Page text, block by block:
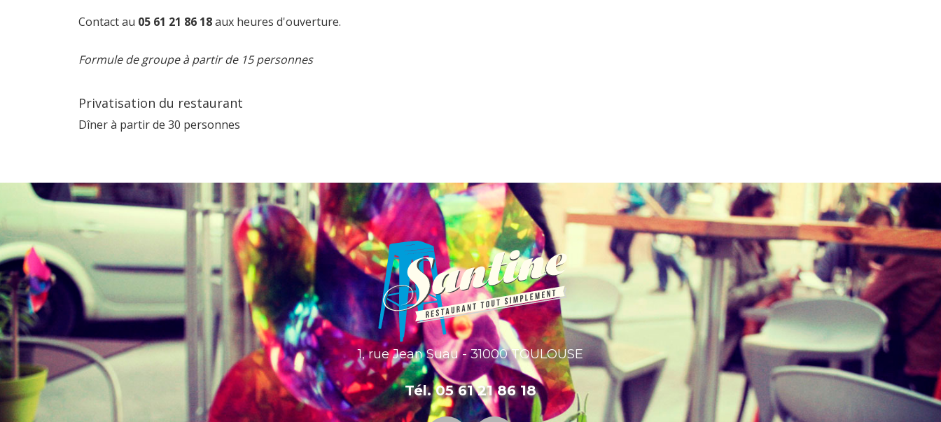
Contact au 05 61 21 86 18aux heures d'ouverture.
Formule de groupe à partir de 15 personnes
Privatisation du restaurant
Dîner à partir de 30 personnes
1, rue Jean Suau - 31000 TOULOUSE
Tél. 05 61 21 86 18